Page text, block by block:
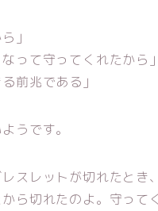
」
って守ってくれたから」
前兆である」
うです。
スレットが切れたとき、
ら切れたのよ。守って